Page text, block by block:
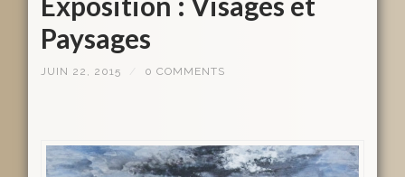
Paysages
JUIN 22, 2015 0 COMMENTS